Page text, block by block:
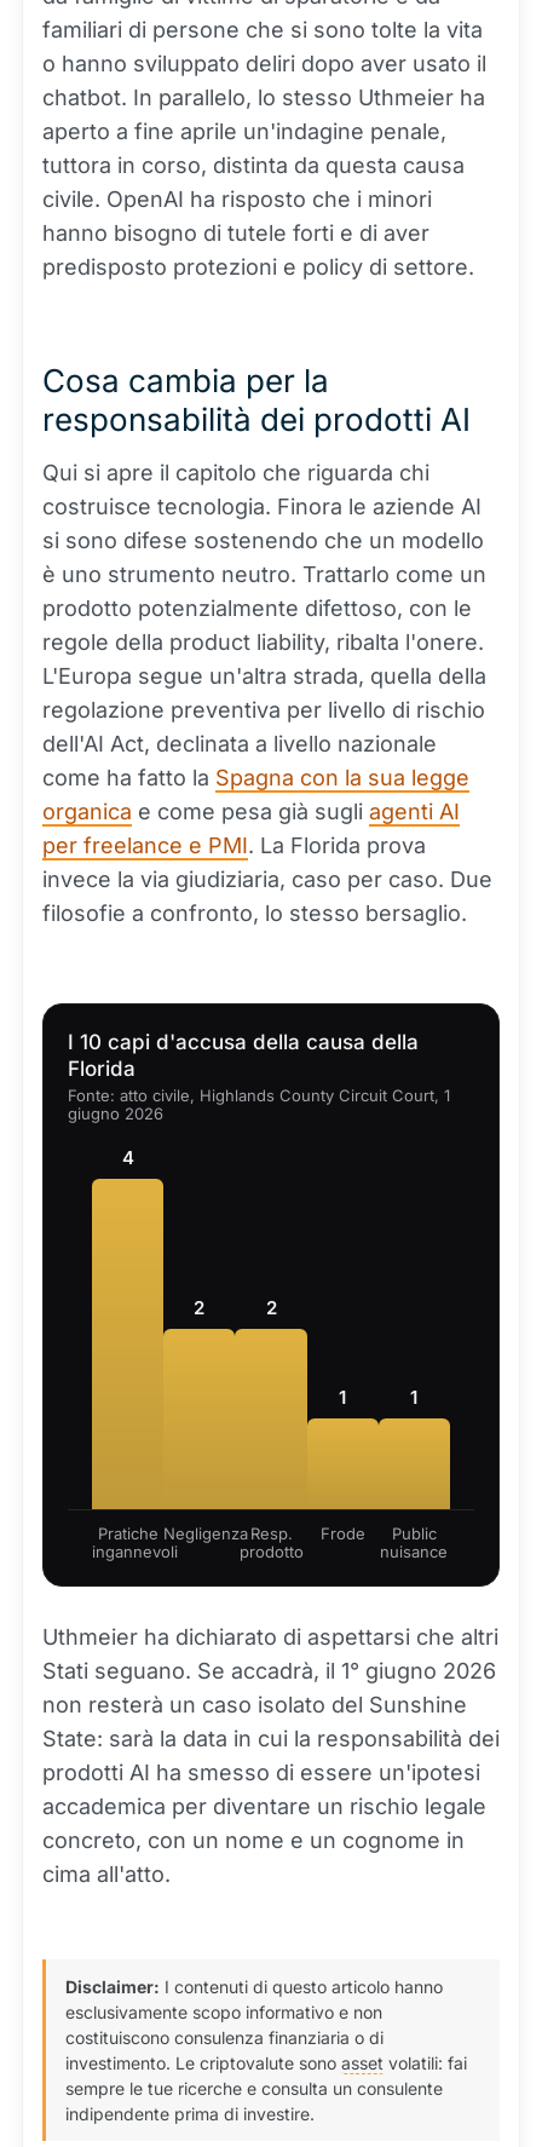
familiari di persone che si sono tolte la vita
o hanno sviluppato deliri dopo aver usato il
chatbot. In parallelo, lo stesso Uthmeier ha
aperto a fine aprile un'indagine penale,
tuttora in corso, distinta da questa causa
civile. OpenAI ha risposto che i minori
hanno bisogno di tutele forti e di aver
predisposto protezioni e policy di settore.
Cosa cambia per la
responsabilità dei prodotti AI
Qui si apre il capitolo che riguarda chi
costruisce tecnologia. Finora le aziende AI
si sono difese sostenendo che un modello
è uno strumento neutro. Trattarlo come un
prodotto potenzialmente difettoso, con le
regole della product liability, ribalta l'onere.
L'Europa segue un'altra strada, quella della
regolazione preventiva per livello di rischio
dell'AI Act, declinata a livello nazionale
come ha fatto la Spagna con la sua legge
organica e come pesa già sugli agenti AI
per freelance e PMI. La Florida prova
invece la via giudiziaria, caso per caso. Due
filosofie a confronto, lo stesso bersaglio.
I 10 capi d'accusa della causa della
Florida
Fonte: atto civile, Highlands County Circuit Court, 1
giugno 2026
4
2 2
1 1
Pratiche
ingannevoli
NegligenzaResp.
prodotto
Frode
Public
nuisance
Uthmeier ha dichiarato di aspettarsi che altri
Stati seguano. Se accadrà, il 1° giugno 2026
non resterà un caso isolato del Sunshine
State: sarà la data in cui la responsabilità dei
prodotti AI ha smesso di essere un'ipotesi
accademica per diventare un rischio legale
concreto, con un nome e un cognome in
cima all'atto.
Disclaimer: I contenuti di questo articolo hanno
esclusivamente scopo informativo e non
costituiscono consulenza finanziaria o di
investimento. Le criptovalute sono asset volatili: fai
sempre le tue ricerche e consulta un consulente
indipendente prima di investire.